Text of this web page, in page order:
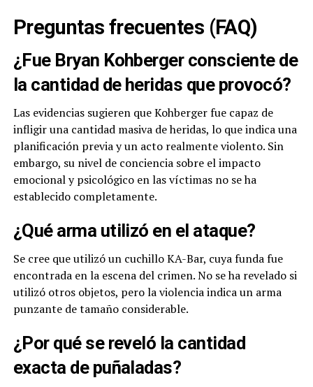
Preguntas frecuentes (FAQ)
¿Fue Bryan Kohberger consciente de
la cantidad de heridas que provocó?
Las evidencias sugieren que Kohberger fue capaz de
infligir una cantidad masiva de heridas, lo que indica una
planificación previa y un acto realmente violento. Sin
embargo, su nivel de conciencia sobre el impacto
emocional y psicológico en las víctimas no se ha
establecido completamente.
¿Qué arma utilizó en el ataque?
Se cree que utilizó un cuchillo KA-Bar, cuya funda fue
encontrada en la escena del crimen. No se ha revelado si
utilizó otros objetos, pero la violencia indica un arma
punzante de tamaño considerable.
¿Por qué se reveló la cantidad
exacta de puñaladas?